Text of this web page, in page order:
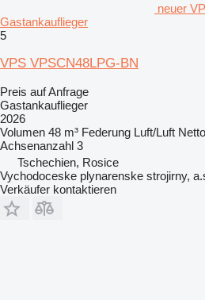
neuer
Gastankauflieger
5
VPS VPSCN48LPG-BN
Preis auf Anfrage
Gastankauflieger
2026
Volumen 48 m³ Federung Luft/Luft
Achsenanzahl 3
Tschechien, Rosice
Vychodoceske plynarenske strojirny,
Verkäufer kontaktieren